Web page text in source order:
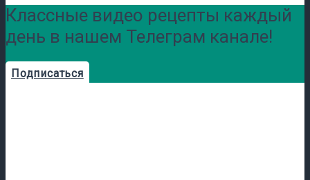
Классные видео рецепты каждый
день в нашем Телеграм канале!
Подписаться